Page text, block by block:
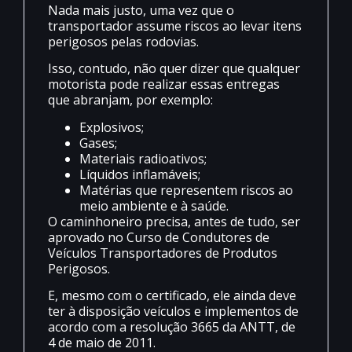
Nada mais justo, uma vez que o
transportador assume riscos ao levar itens
perigosos pelas rodovias.
Isso, contudo, não quer dizer que qualquer
motorista pode realizar essas entregas
que abranjam, por exemplo:
Explosivos;
Gases;
Materiais radioativos;
Líquidos inflamáveis;
Matérias que representem riscos ao
meio ambiente e à saúde.
O caminhoneiro precisa, antes de tudo, ser
aprovado no Curso de Condutores de
Veículos Transportadores de Produtos
Perigosos.
E, mesmo com o certificado, ele ainda deve
ter à disposição veículos e implementos de
acordo com a resolução 3665 da ANTT, de
4 de maio de 2011.